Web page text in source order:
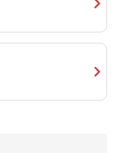
chevron_right